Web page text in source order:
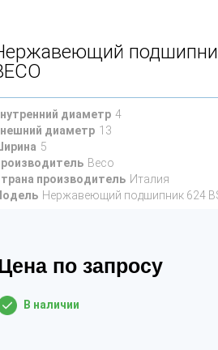
диаметр 4
диаметр 13
5
Beco
производитель Италия
Нержавеющий подшипник 624
по запросу
В наличии